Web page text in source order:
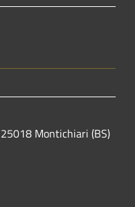
Montichiari (BS)